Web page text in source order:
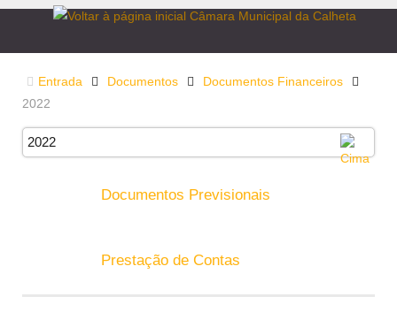
Entrada Documentos
Documentos Financeiros
2022
2022
Documentos Previsionais
Prestação de Contas